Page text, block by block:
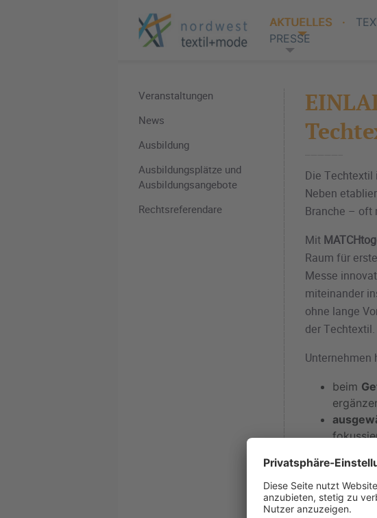
AKTUELLES
PRESSE
Veranstaltungen
News
Ausbildung
Ausbildungsplätze und
Ausbildungsangebote
Rechtsreferendare
Die Techtextil
Neben
Branche – oft
Mit
Raum für
Messe
miteinander
ohne lange
der Techtextil.
Unternehmen
beim
Im
Für beide